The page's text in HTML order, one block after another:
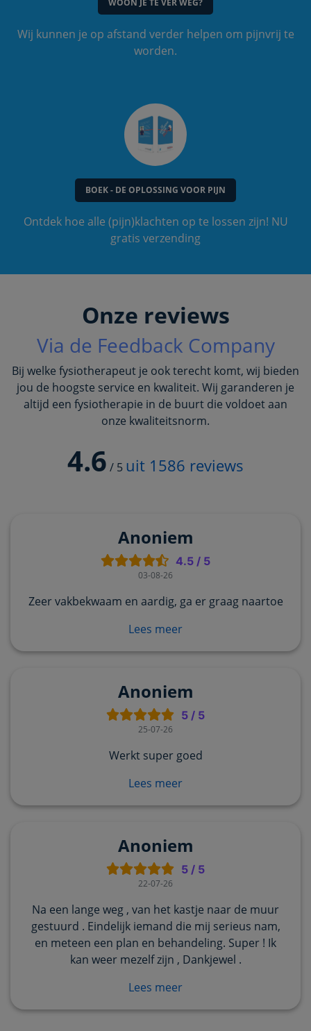
Wij kunnen je op afstand verder helpen om pijnvrij te
worden.
BOEK - DE OPLOSSING VOOR PIJN
Ontdek hoe alle (pijn)klachten op te lossen zijn! NU
gratis verzending
Onze reviews
Via de Feedback Company
Bij welke fysiotherapeut je ook terecht komt, wij bieden
jou de hoogste service en kwaliteit. Wij garanderen je
altijd een fysiotherapie in de buurt die voldoet aan
onze kwaliteitsnorm.
4.6 / 5 uit 1586 reviews
Anoniem
4.5/ 5
03-08-26
Zeer vakbekwaam en aardig, ga er graag naartoe
Lees meer
Anoniem
5 / 5
25-07-26
Werkt super goed
Lees meer
Anoniem
5 / 5
22-07-26
Na een lange weg , van het kastje naar de muur
gestuurd . Eindelijk iemand die mij serieus nam,
en meteen een plan en behandeling. Super ! Ik
kan weer mezelf zijn , Dankjewel .
Lees meer